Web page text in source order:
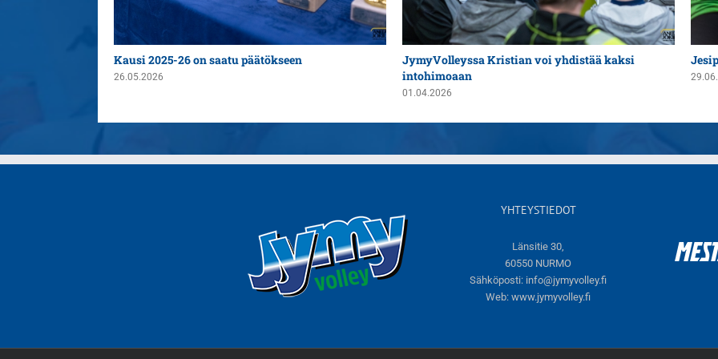
Kausi 2025-26 on saatu päätökseen
26.05.2026
JymyVolleyssa Kristian voi yhdistää kaksi
intohimoaan
01.04.2026
YHTEYSTIEDOT
Länsitie 30,
60550 NURMO
Sähköposti: info@jymyvolley.fi
Web:www.jymyvolley.fi